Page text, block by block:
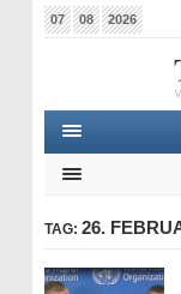
07 08 2026
TAG: 26.